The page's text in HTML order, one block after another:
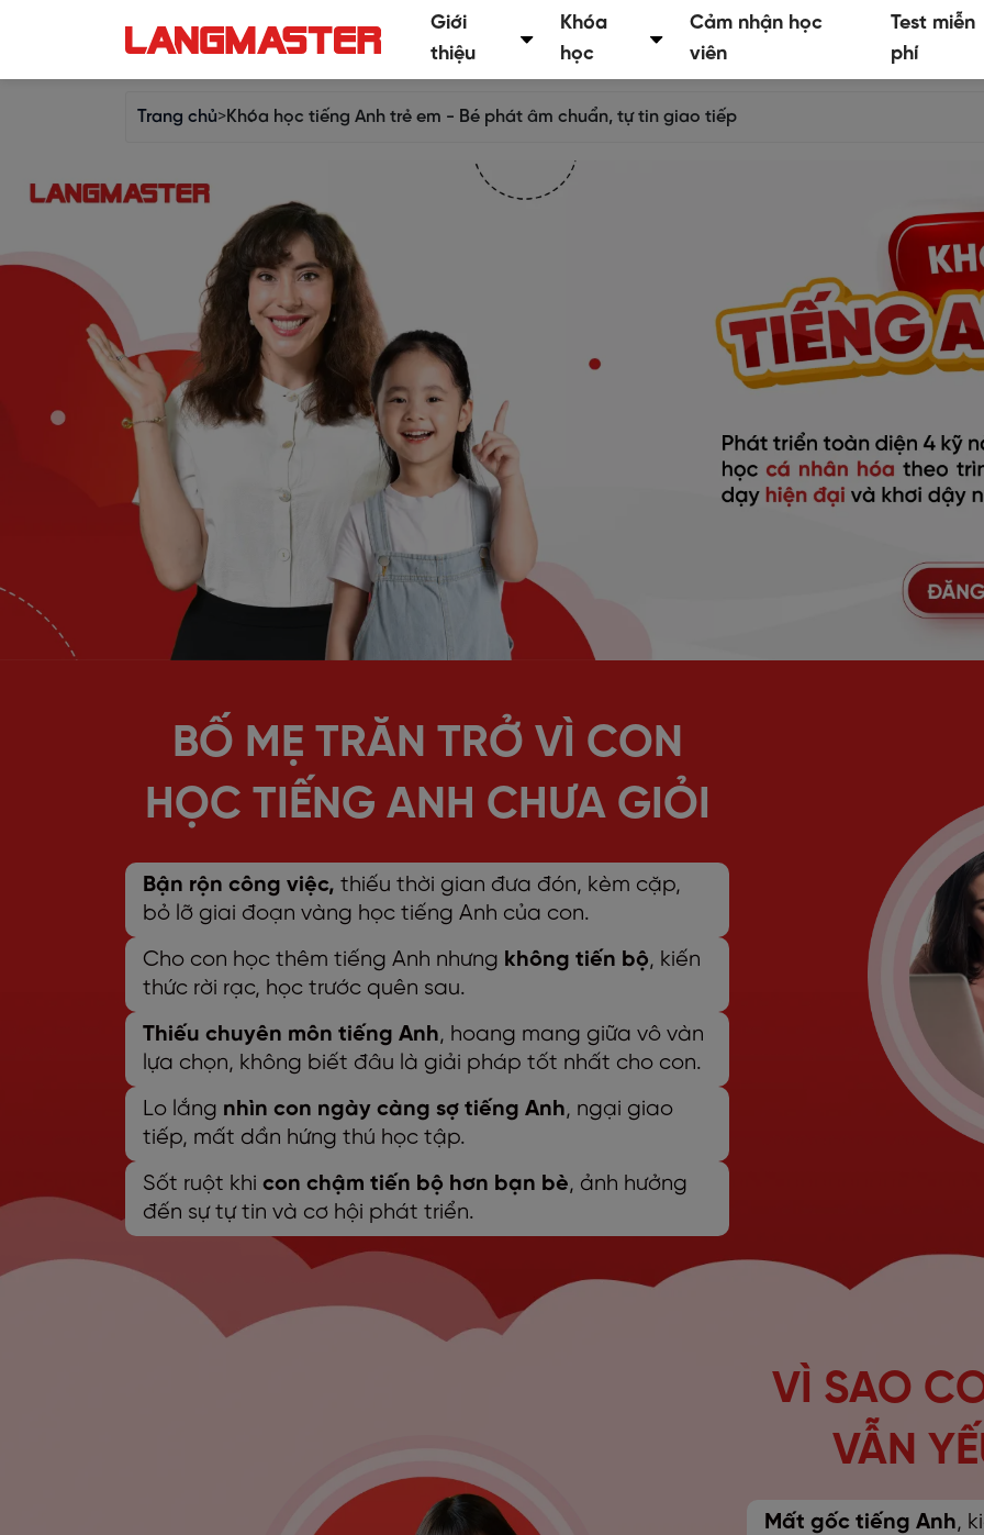
Giới
thiệu
Khóa
học
Cảm nhận học
viên
Test miễn
phí
Trang chủ>Khóa học tiếng Anh trẻ em - Bé phát âm chuẩn, tự tin giao tiếp
BỐ MẸ TRĂN TRỞ VÌ CON
HỌC TIẾNG ANH CHƯA GIỎI
Bận rộn công việc, thiếu thời gian đưa đón, kèm cặp,
bỏ lỡ giai đoạn vàng học tiếng Anh của con.
Cho con học thêm tiếng Anh nhưng không tiến bộ, kiến
thức rời rạc, học trước quên sau.
Thiếu chuyên môn tiếng Anh, hoang mang giữa vô vàn
lựa chọn, không biết đâu là giải pháp tốt nhất cho con.
Lo lắng nhìn con ngày càng sợ tiếng Anh, ngại giao
tiếp, mất dần hứng thú học tập.
Sốt ruột khi con chậm tiến bộ hơn bạn bè, ảnh hưởng
đến sự tự tin và cơ hội phát triển.
VÌ SAO
VẪN
Mất gốc tiếng Anh,